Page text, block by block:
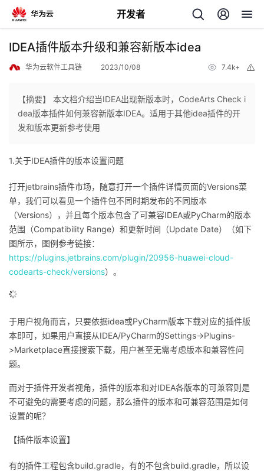
开发者
返
主
页
的
开
发
的
客
我
论
的
我
我
的
开
学
堂
我
我
的
我
持
的
我
IDEA插件版本升级和兼容新版本idea
华为云软件工具链 2023/10/08 7.4k+
【摘要】 本文档介绍当IDEA出现新版本时，CodeArts Check i
dea版本插件如何兼容新版本IDEA。适用于其他idea插件的开
发和版本更新参考使用
1.关于IDEA插件的版本设置问题
打开jetbrains插件市场，随意打开一个插件详情页面的Versions菜
单，我们可以看见一个插件包不同时期发布的不同版本
（Versions），并且每个版本包含了可兼容IDEA或PyCharm的版本
范围（Compatibility Range）和更新时间（Update Date）（如下
图所示，图例参考链接：
https://plugins.jetbrains.com/plugin/20956-huawei-cloud-
codearts-check/versions）。
于用户视角而言，只要依据idea或PyCharm版本下载对应的插件版
本即可，如果用户直接从IDEA/PyCharm的Settings->Plugins-
>Marketplace直接搜索下载，用户甚至无需考虑版本和兼容性问
题。
而对于插件开发者视角，插件的版本和对IDEA各版本的可兼容则是
不可避免的需要考虑的问题，那么插件的版本和可兼容范围是如何
设置的呢？
【插件版本设置】
有的插件工程包含build.gradle，有的不包含build.gradle，所以设